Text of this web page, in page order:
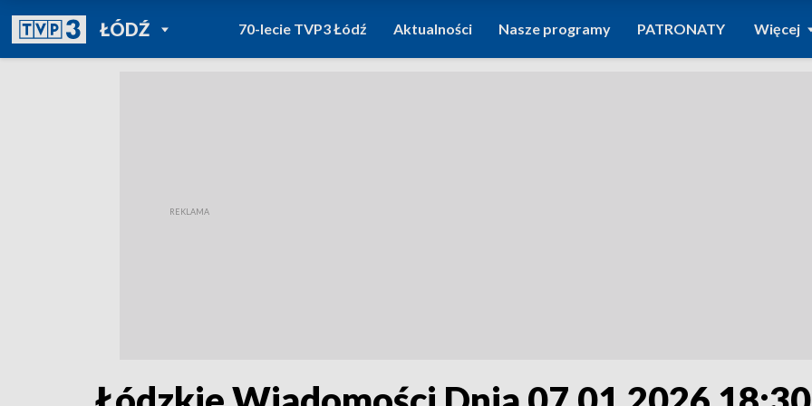
ŁÓDŹPOWRÓT DO
TVP REGIONY
70-lecie TVP3 Łódź Aktualności Nasze programy PATRONATY Więcej